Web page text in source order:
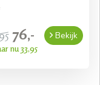
76,-
nu 33,95
Bekijk